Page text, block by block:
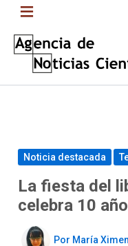
Saltar
contenido
Noticia destacada
La fiesta del
celebra 10
Por María